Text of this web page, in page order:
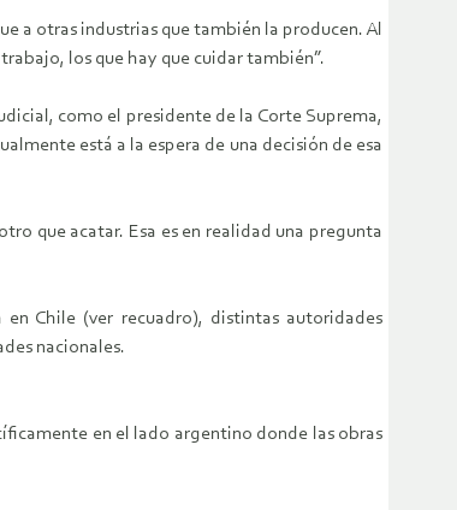
a otras industrias que también la producen. Al
los que hay que cuidar también”.
como el presidente de la Corte Suprema,
está a la espera de una decisión de esa
que acatar. Esa es en realidad una pregunta
Chile (ver recuadro), distintas autoridades
nacionales.
en el lado argentino donde las obras